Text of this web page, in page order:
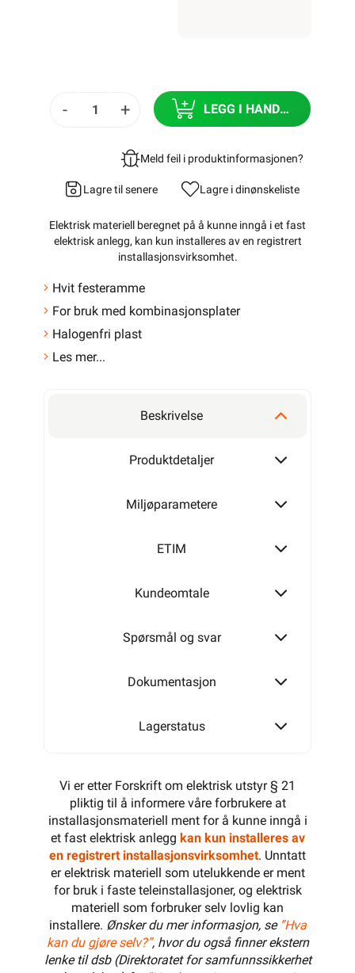
- + LEGG I HANDLEKURV
Meld feil i produktinformasjonen?
Lagre til senere Lagre i dinønskeliste
Elektrisk materiell beregnet på å kunne inngå i et fast
elektrisk anlegg, kan kun installeres av en registrert
installasjonsvirksomhet.
Hvit festeramme
For bruk med kombinasjonsplater
Halogenfri plast
Les mer...
Beskrivelse
Produktdetaljer
Miljøparametere
ETIM
Kundeomtale
Spørsmål og svar
Dokumentasjon
Lagerstatus
Vi er etter Forskrift om elektrisk utstyr § 21
pliktig til å informere våre forbrukere at
installasjonsmateriell ment for å kunne inngå i
et fast elektrisk anlegg kan kun installeres av
en registrert installasjonsvirksomhet. Unntatt
er elektrisk materiell som utelukkende er ment
for bruk i faste teleinstallasjoner, og elektrisk
materiell som forbruker selv lovlig kan
installere. Ønsker du mer informasjon, se ”Hva
kan du gjøre selv?”, hvor du også finner ekstern
lenke til dsb (Direktoratet for samfunnssikkerhet